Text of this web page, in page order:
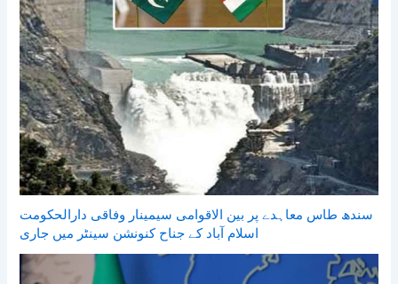
سندھ طاس معاہدے پر بین الاقوامی سیمینار وفاقی دارالحکومت
اسلام آباد کے جناح کنونشن سینٹر میں جاری